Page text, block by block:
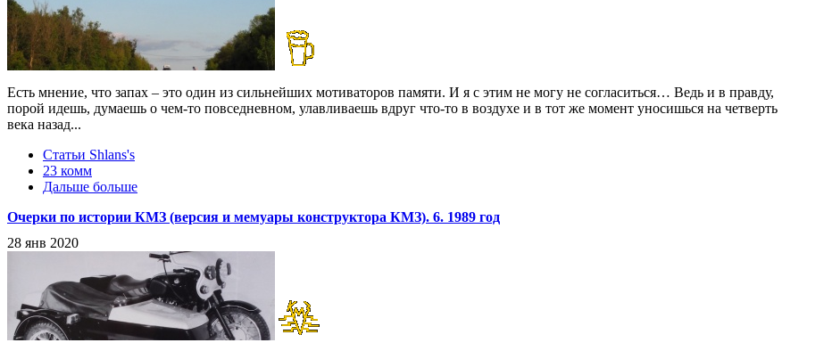
Есть мнение, что запах – это один из сильнейших мотиваторов памяти. И я с этим не могу не согласиться… Ведь и в правду,
порой идешь, думаешь о чем-то повседневном, улавливаешь вдруг что-то в воздухе и в тот же момент уносишься на четверть
века назад...
Статьи Shlans's
23 комм
Дальше больше
Очерки по истории КМЗ (версия и мемуары конструктора КМЗ). 6. 1989 год
28 янв 2020